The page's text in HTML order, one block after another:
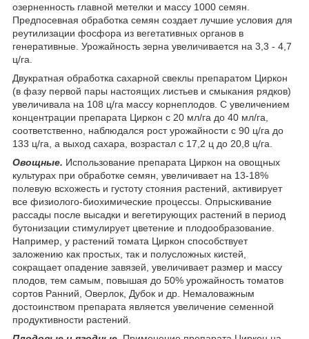
озерненность главной метелки и массу 1000 семян.
Предпосевная обработка семян создает лучшие условия для
реутилизации фосфора из вегетативных органов в
генеративные. Урожайность зерна увеличивается на 3,3 - 4,7
ц/га.
Двукратная обработка сахарной свеклы препаратом Циркон
(в фазу первой пары настоящих листьев и смыкания рядков)
увеличивала на 108 ц/га массу корнеплодов. С увеличением
концентрации препарата Циркон с 20 мл/га до 40 мл/га,
соответственно, наблюдался рост урожайности с 90 ц/га до
133 ц/га, а выход сахара, возрастал с 17,2 ц до 20,8 ц/га.
Овощные. Использование препарата Циркон на овощных
культурах при обработке семян, увеличивает на 13-18%
полевую всхожесть и густоту стояния растений, активирует
все физиолого-биохимические процессы. Опрыскивание
рассады после высадки и вегетирующих растений в период
бутонизации стимулирует цветение и плодообразование.
Например, у растений томата Циркон способствует
заложению как простых, так и полусложных кистей,
сокращает опадение завязей, увеличивает размер и массу
плодов, тем самым, повышая до 50% урожайность томатов
сортов Ранний, Оверлок, Дубок и др. Немаловажным
достоинством препарата является увеличение семенной
продуктивности растений.